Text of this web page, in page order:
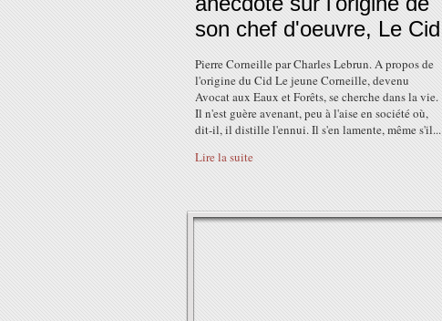
son chef d'oeuvre, Le Cid
Pierre Corneille par Charles Lebrun. A propos de
l'origine du Cid Le jeune Corneille, devenu
Avocat aux Eaux et Forêts, se cherche dans la vie.
Il n'est guère avenant, peu à l'aise en société où,
dit-il, il distille l'ennui. Il s'en lamente, même s'il...
Lire la suite